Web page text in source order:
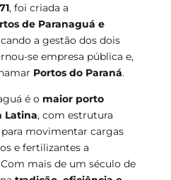
, foi criada a
de Paranaguá e
a gestão dos dois
se empresa pública e,
Portos do Paraná.
é o maior porto
Latina, com estrutura
movimentar cargas
e fertilizantes a
mais de um século de